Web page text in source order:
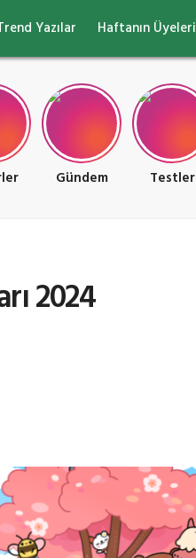
Yazılar Haftanın Üyeleri
Gündem Testler
2024